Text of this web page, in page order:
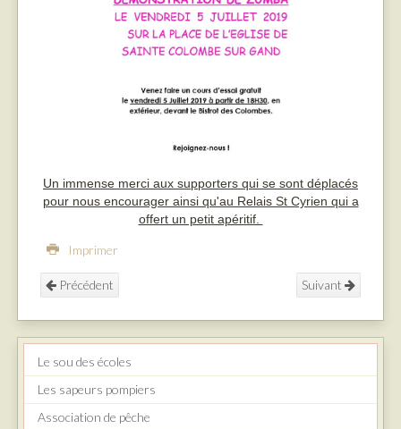
Un immense merci aux supporters qui se sont déplacés
pour nous encourager ainsi qu'au Relais St Cyrien qui a
offert un petit apéritif.
Imprimer
Précédent Suivant
Le sou des écoles
Les sapeurs pompiers
Association de pêche